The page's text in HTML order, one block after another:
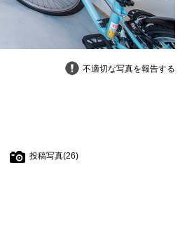
不適切な写真を報告する
投稿写真(26)